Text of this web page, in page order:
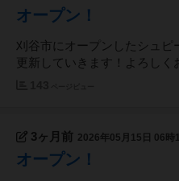
オープン！
刈谷市にオープンしたシュピ
更新していきます！よろしく
3ヶ月前 2026年05月15日 06時
オープン！